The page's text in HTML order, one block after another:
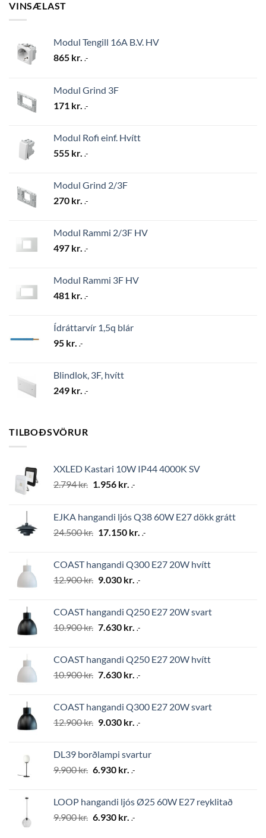
VINSÆLAST
Modul Tengill 16A B.V. HV
865 kr. .-
Modul Grind 3F
171 kr. .-
Modul Rofi einf. Hvítt
555 kr. .-
Modul Grind 2/3F
270 kr. .-
Modul Rammi 2/3F HV
497 kr. .-
Modul Rammi 3F HV
481 kr. .-
Ídráttarvír 1,5q blár
95 kr. .-
Blindlok, 3F, hvítt
249 kr. .-
TILBOÐSVÖRUR
XXLED Kastari 10W IP44 4000K SV
2.794kr. Original
2.794 kr..
1.956 kr. Current
1.956 kr..
.-
EJKA hangandi ljós Q38 60W E27 dökk grátt
24.500kr. Original
24.500 kr..
17.150 kr. Current
17.150 kr..
.-
COAST hangandi Q300 E27 20W hvítt
12.900kr. Original
12.900 kr..
9.030 kr. Current
9.030 kr..
.-
COAST hangandi Q250 E27 20W svart
10.900kr. Original
10.900 kr..
7.630 kr. Current
7.630 kr..
.-
COAST hangandi Q250 E27 20W hvítt
10.900kr. Original
10.900 kr..
7.630 kr. Current
7.630 kr..
.-
COAST hangandi Q300 E27 20W svart
12.900kr. Original
12.900 kr..
9.030 kr. Current
9.030 kr..
.-
DL39 borðlampi svartur
9.900kr. Original
9.900 kr..
6.930 kr. Current
6.930 kr..
.-
LOOP hangandi ljós Ø25 60W E27 reyklitað
9.900kr. Original
6.930 kr. Current
.-